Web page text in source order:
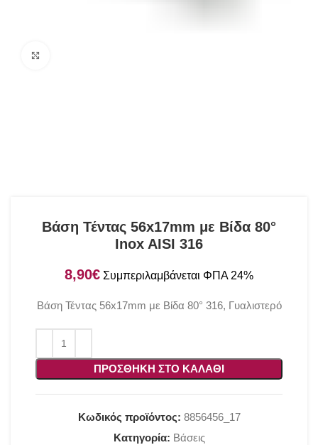
Βάση Τέντας 56x17mm με Βίδα 80°
Inox AISI 316
€
Βάση Τέντας 56x17mm με Βίδα 80° 316, Γυαλιστερό
ΠΡΟΣΘΉΚΗ ΣΤΟ ΚΑΛΆΘΙ
Κωδικός προϊόντος: 8856456_17
Κατηγορία: Βάσεις